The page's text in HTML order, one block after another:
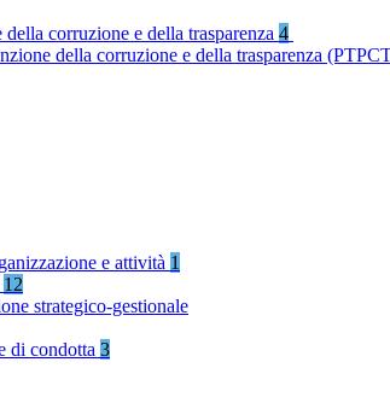
corruzione e della trasparenza 4
della corruzione e della trasparenza
e attività 1
12
strategico-gestionale
di condotta 3